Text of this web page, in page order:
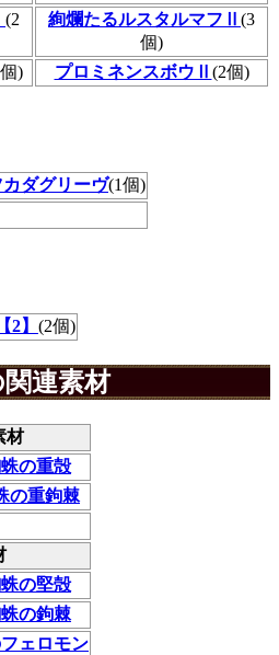
(2
絢爛たるルスタルマフⅡ (3
個)
) プロミネンスボウⅡ (2個)
カダグリーヴ(1個)
2】 (2個)
連素材
材
の重殻
の重鉤棘
の堅殻
の鉤棘
ェロモン